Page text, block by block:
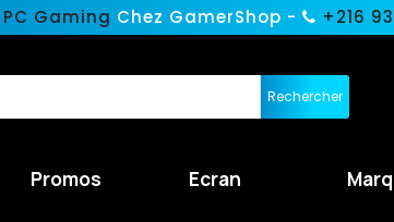
PC Gaming Chez GamerShop - +216
Rechercher
Promos Ecran